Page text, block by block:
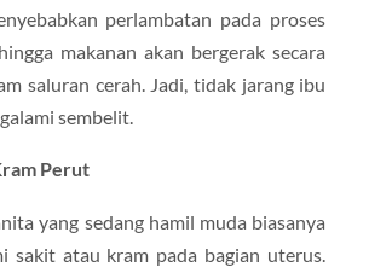
perlambatan pada proses
makanan akan bergerak secara
saluran cerah. Jadi, tidak jarang ibu
sembelit.
Perut
yang sedang hamil muda biasanya
sakit atau kram pada bagian uterus.